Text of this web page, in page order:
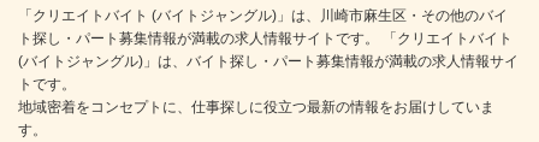
「クリエイトバイト (バイトジャングル)」は、川崎市麻生区・その他のバイ
ト探し・パート募集情報が満載の求人情報サイトです。 「クリエイトバイト
(バイトジャングル)」は、バイト探し・パート募集情報が満載の求人情報サイ
トです。
地域密着をコンセプトに、仕事探しに役立つ最新の情報をお届けしていま
す。